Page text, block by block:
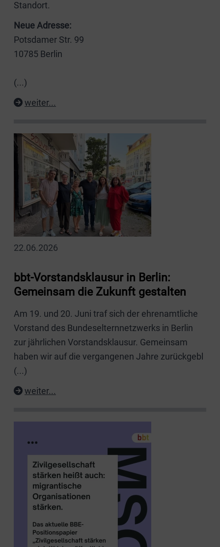
Standort.
Neue Adresse:
Potsdamer Str. 99
10785 Berlin
(...)
weiter...
22.06.2026
bbt-Vorstandsklausur in Berlin:
Gemeinsam die Zukunft gestalten
Am 19. und 20. Juni traf sich der ehrenamtliche
Vorstand des Bundeselternnetzwerks in Berlin
zur jährlichen Vorstandsklausur. Gemeinsam
haben wir auf die vergangenen Jahre zurückgebl
(...)
weiter...